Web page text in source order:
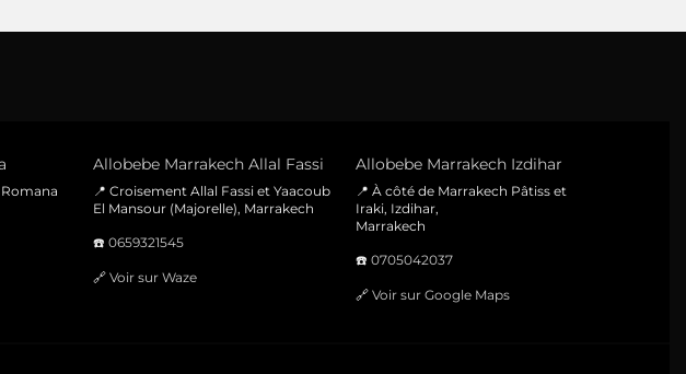
Romana
Allobebe Marrakech Allal Fassi
📍 Croisement Allal Fassi et Yaacoub
El Mansour (Majorelle), Marrakech
☎️ 0659321545
🔗 Voir sur Waze
Allobebe Marrakech Izdihar
📍 À côté de Marrakech Pâtiss et
Iraki, Izdihar,
Marrakech
☎️ 0705042037
🔗 Voir sur Google Maps